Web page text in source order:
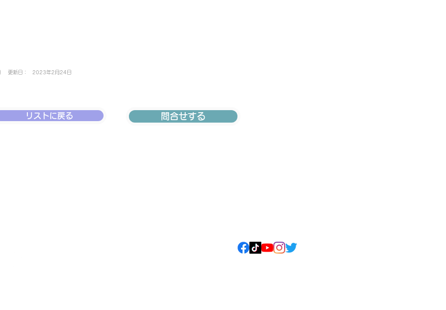
更新日： 2023年2月24日
リストに戻る 問合せする